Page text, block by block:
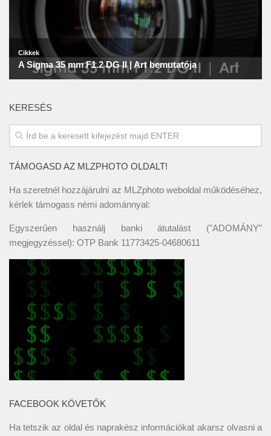
KERESÉS
TÁMOGASD AZ MLZPHOTO OLDALT!
Ha szeretnél hozzájárulni az MLZphoto weboldal működéséhez,
kérlek támogass némi adománnyal:
Egyszerűen használj banki átutalást ("ADOMÁNY"
megjegyzéssel): OTP Bank 11773425-04680611
FACEBOOK KÖVETŐK
Ha tetszik az oldal és naprakész információkat akarsz olvasni a